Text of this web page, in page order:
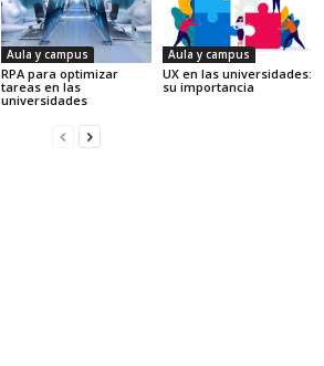
Aula y campus
RPA para optimizar
tareas en las
universidades
Aula y campus
UX en las universidades:
su importancia